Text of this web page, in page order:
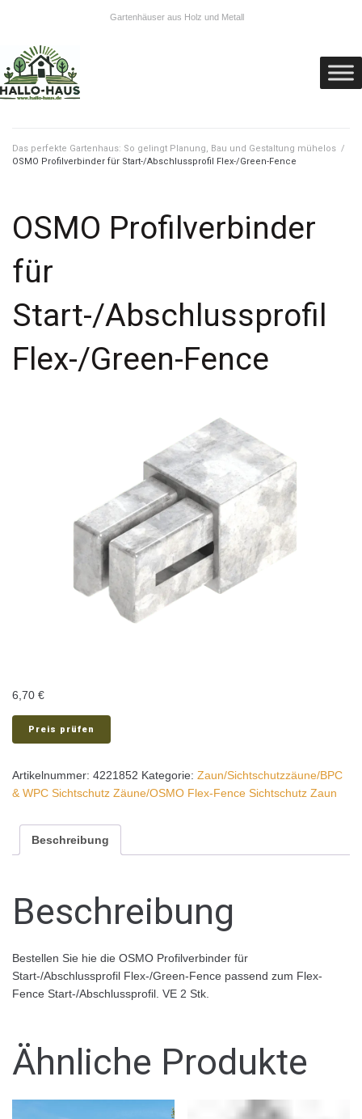
Gartenhäuser aus Holz und Metall
Das perfekte Gartenhaus: So gelingt Planung, Bau und Gestaltung mühelos /
OSMO Profilverbinder für Start-/Abschlussprofil Flex-/Green-Fence
OSMO Profilverbinder
für
Start-/Abschlussprofil
Flex-/Green-Fence
6,70 €
Preis prüfen
Artikelnummer: 4221852 Kategorie: Zaun/Sichtschutzzäune/BPC
& WPC Sichtschutz Zäune/OSMO Flex-Fence Sichtschutz Zaun
Beschreibung
Beschreibung
Bestellen Sie hie die OSMO Profilverbinder für
Start-/Abschlussprofil Flex-/Green-Fence passend zum Flex-
Fence Start-/Abschlussprofil. VE 2 Stk.
Ähnliche Produkte